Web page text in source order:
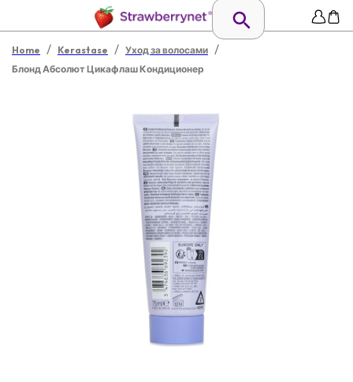
Home / Kerastase / Уход за волосами /
Блонд Абсолют Цикафлаш Кондиционер